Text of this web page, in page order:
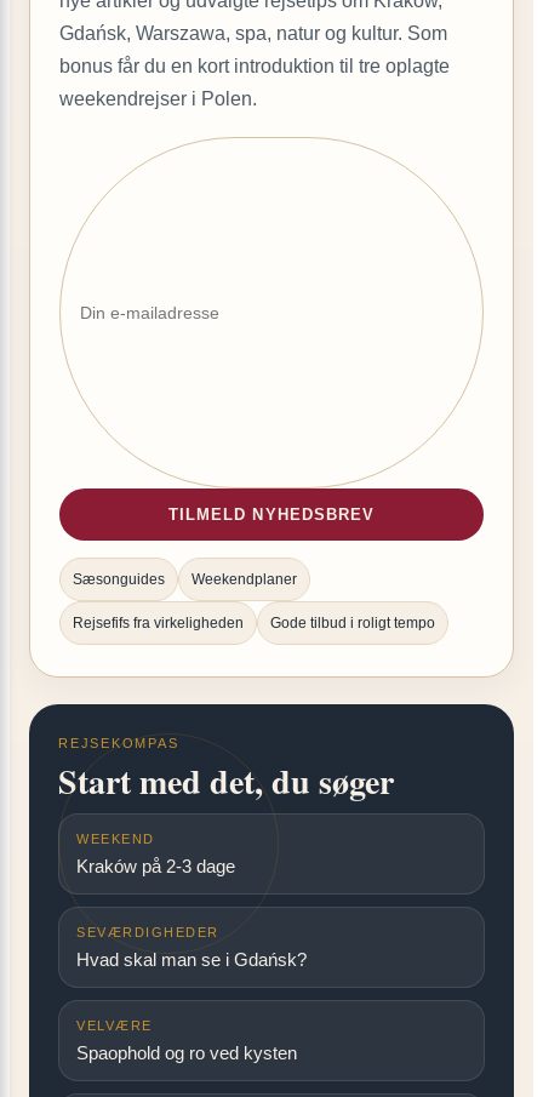
Gdańsk, Warszawa, spa, natur og kultur. Som
bonus får du en kort introduktion til tre oplagte
weekendrejser i Polen.
TILMELD NYHEDSBREV
Sæsonguides Weekendplaner
Rejsefifs fra virkeligheden Gode tilbud i roligt tempo
REJSEKOMPAS
Start med det, du søger
WEEKEND
Kraków på 2-3 dage
SEVÆRDIGHEDER
Hvad skal man se i Gdańsk?
VELVÆRE
Spaophold og ro ved kysten